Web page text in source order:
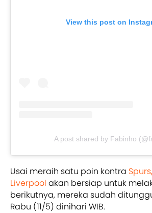
View this post on
A post shared by Fabinho
Usai meraih satu poin kontra Spurs,
Liverpool akan bersiap untuk
berikutnya, mereka sudah
Rabu (11/5) dinihari WIB.